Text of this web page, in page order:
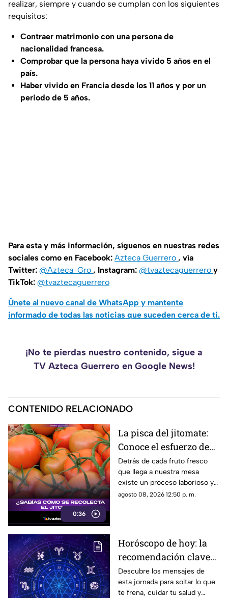
realizar, siempre y cuando se cumplan con los siguientes
requisitos:
Contraer matrimonio con una persona de
nacionalidad francesa.
Comprobar que la persona haya vivido 5 años en el
país.
Haber vivido en Francia desde los 11 años y por un
periodo de 5 años.
Para esta y más información, síguenos en nuestras redes
sociales como en Facebook: Azteca Guerrero , vía
Twitter: @Azteca_Gro , Instagram: @tvaztecaguerrero y
TikTok: @tvaztecaguerrero
Únete al nuevo canal de WhatsApp y mantente
informado de todas las noticias que suceden cerca de ti.
¡No te pierdas nuestro contenido, sigue a
TV Azteca Guerrero en Google News!
CONTENIDO RELACIONADO
0:36
La pisca del jitomate:
Conoce el esfuerzo de
los jornaleros y el
cuidado en el campo
Detrás de cada fruto fresco
que llega a nuestra mesa
existe un proceso laborioso y
tradicional conocido como la
agosto 08, 2026 12:50 p. m.
Horóscopo de hoy: la
recomendación clave
para tu signo este
sábado
Descubre los mensajes de
esta jornada para soltar lo que
te frena, cuidar tu salud y